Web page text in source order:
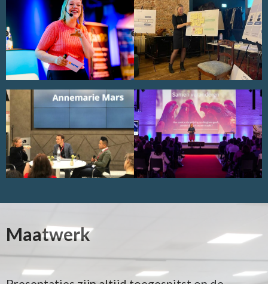
Maatwerk